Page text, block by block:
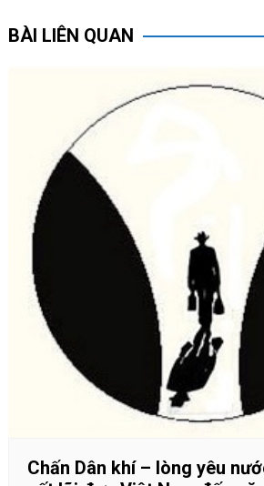
viết
BÀI LIÊN QUAN
Chấn Dân khí – lòng yêu